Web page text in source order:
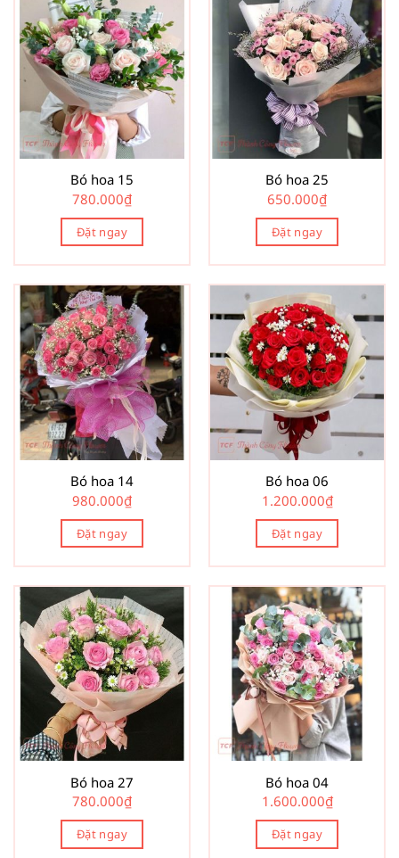
Bó hoa 15
780.000₫
Đặt ngay
Bó hoa 25
650.000₫
Đặt ngay
Bó hoa 14
980.000₫
Đặt ngay
Bó hoa 06
1.200.000₫
Đặt ngay
Bó hoa 27
780.000₫
Đặt ngay
Bó hoa 04
1.600.000₫
Đặt ngay